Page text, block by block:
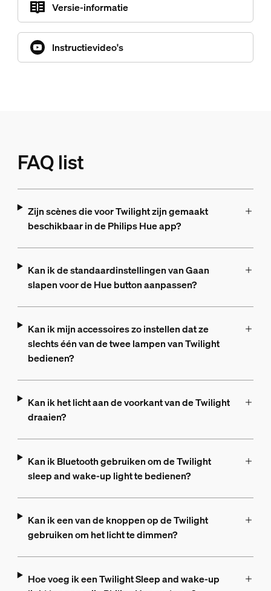
Versie-informatie
Instructievideo's
FAQ list
Zijn scènes die voor Twilight zijn gemaakt
beschikbaar in de Philips Hue app?
Kan ik de standaardinstellingen van Gaan
slapen voor de Hue button aanpassen?
Kan ik mijn accessoires zo instellen dat ze
slechts één van de twee lampen van Twilight
bedienen?
Kan ik het licht aan de voorkant van de Twilight
draaien?
Kan ik Bluetooth gebruiken om de Twilight
sleep and wake-up light te bedienen?
Kan ik een van de knoppen op de Twilight
gebruiken om het licht te dimmen?
Hoe voeg ik een Twilight Sleep and wake-up